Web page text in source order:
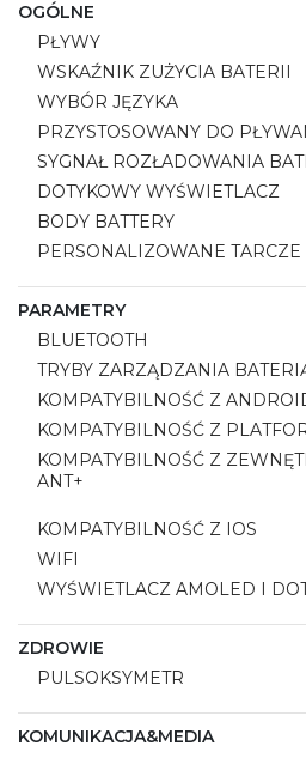
OGÓLNE
PŁYWY
WSKAŹNIK ZUŻYCIA BATERII
WYBÓR JĘZYKA
PRZYSTOSOWANY DO
SYGNAŁ ROZŁADOWANIA
DOTYKOWY WYŚWIETLACZ
BODY BATTERY
PERSONALIZOWANE TARCZE
PARAMETRY
BLUETOOTH
TRYBY ZARZĄDZANIA
KOMPATYBILNOŚĆ Z
KOMPATYBILNOŚĆ Z
KOMPATYBILNOŚĆ Z
ANT+
KOMPATYBILNOŚĆ Z IOS
WIFI
WYŚWIETLACZ AMOLED I
ZDROWIE
PULSOKSYMETR
KOMUNIKACJA&MEDIA